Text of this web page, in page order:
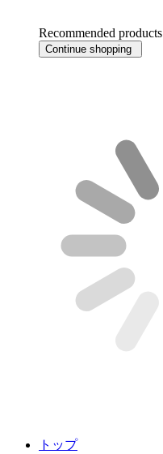
Recommended products
Continue shopping
トップ